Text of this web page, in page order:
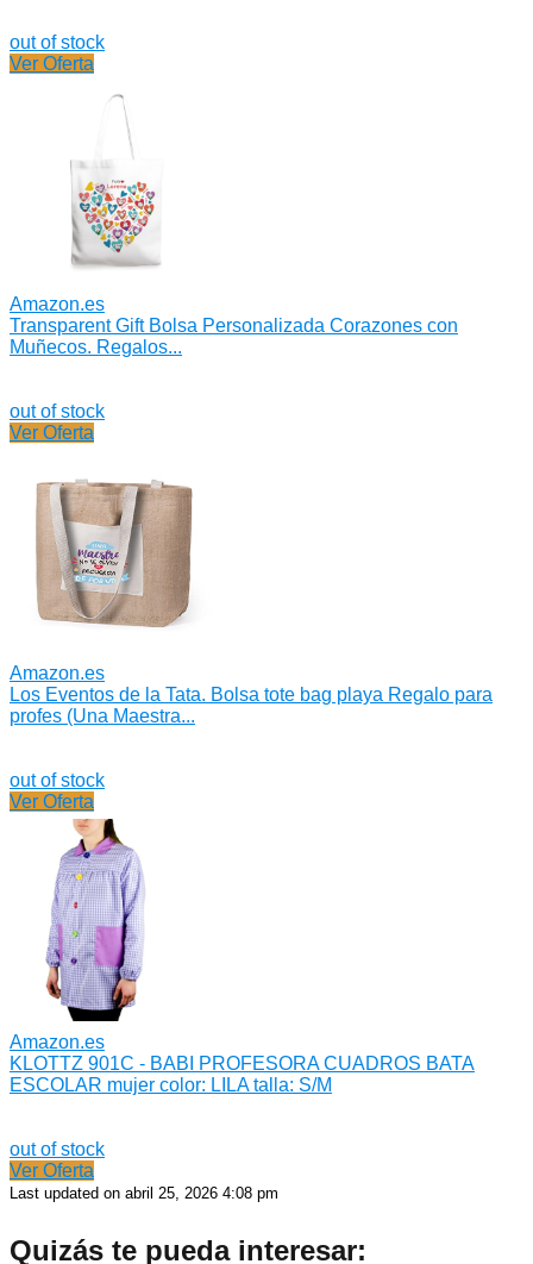
out of stock
Ver Oferta
Amazon.es
Transparent Gift Bolsa Personalizada Corazones con
Muñecos. Regalos...
out of stock
Ver Oferta
Amazon.es
Los Eventos de la Tata. Bolsa tote bag playa Regalo para
profes (Una Maestra...
out of stock
Ver Oferta
Amazon.es
KLOTTZ 901C - BABI PROFESORA CUADROS BATA
ESCOLAR mujer color: LILA talla: S/M
out of stock
Ver Oferta
Last updated on abril 25, 2026 4:08 pm
Quizás te pueda interesar: